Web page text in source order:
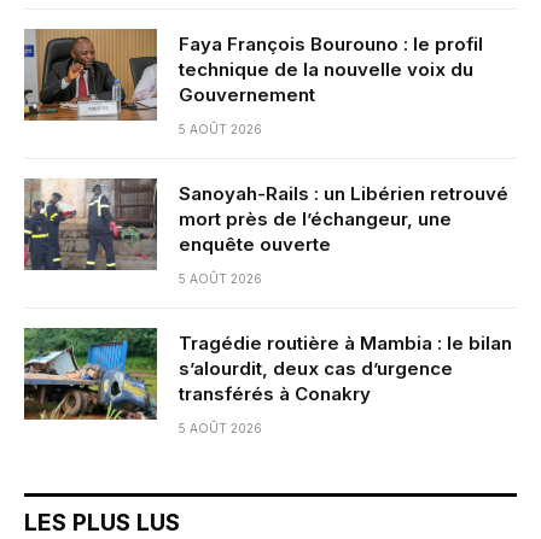
Faya François Bourouno : le profil
technique de la nouvelle voix du
Gouvernement
5 AOÛT 2026
Sanoyah-Rails : un Libérien retrouvé
mort près de l’échangeur, une
enquête ouverte
5 AOÛT 2026
Tragédie routière à Mambia : le bilan
s’alourdit, deux cas d’urgence
transférés à Conakry
5 AOÛT 2026
LES PLUS LUS